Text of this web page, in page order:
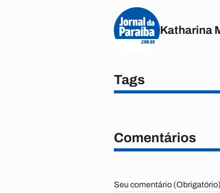
Katharina
Tags
Comentários
Seu comentário (Obrigatório)